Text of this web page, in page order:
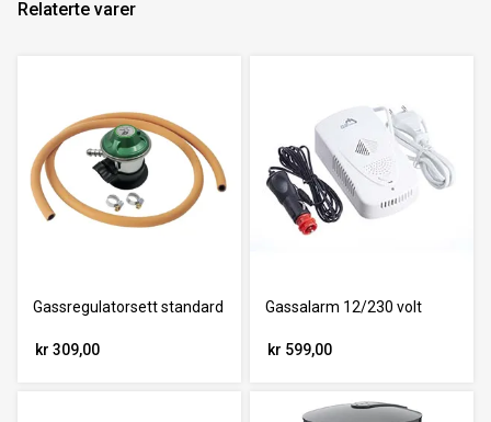
Relaterte varer
Gassregulatorsett standard
kr 309,00
Gassalarm 12/230 volt
kr 599,00